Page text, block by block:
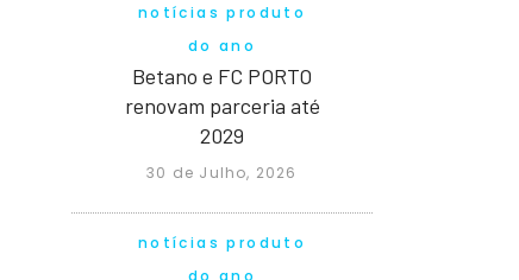
notícias produto
do ano
Betano e FC PORTO
renovam parceria até
2029
30 de Julho, 2026
notícias produto
do ano